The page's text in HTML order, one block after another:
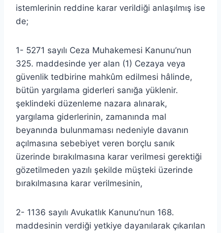
istemlerinin reddine karar verildiği anlaşılmış ise
de;
1- 5271 sayılı Ceza Muhakemesi Kanunu’nun
325. maddesinde yer alan (1) Cezaya veya
güvenlik tedbirine mahkûm edilmesi hâlinde,
bütün yargılama giderleri sanığa yüklenir.
şeklindeki düzenleme nazara alınarak,
yargılama giderlerinin, zamanında mal
beyanında bulunmaması nedeniyle davanın
açılmasına sebebiyet veren borçlu sanık
üzerinde bırakılmasına karar verilmesi gerektiği
gözetilmeden yazılı şekilde müşteki üzerinde
bırakılmasına karar verilmesinin,
2- 1136 sayılı Avukatlık Kanunu’nun 168.
maddesinin verdiği yetkiye dayanılarak çıkarılan